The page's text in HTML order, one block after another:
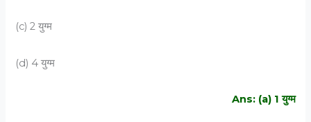
(c) 2 युग्म
(d) 4 युग्म
Ans: (a) 1 युग्म